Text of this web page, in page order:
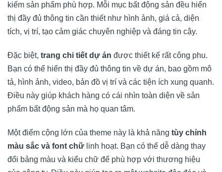
kiếm sản phẩm phù hợp. Mỗi mục bất động sản đều hiển
thị đầy đủ thông tin cần thiết như hình ảnh, giá cả, diện
tích, vị trí, tạo cảm giác chuyên nghiệp và đáng tin cậy.
Đặc biệt, trang chi tiết dự án được thiết kế rất công phu.
Bạn có thể hiển thị đầy đủ thông tin về dự án, bao gồm mô
tả, hình ảnh, video, bản đồ vị trí và các tiện ích xung quanh.
Điều này giúp khách hàng có cái nhìn toàn diện về sản
phẩm bất động sản mà họ quan tâm.
Một điểm cộng lớn của theme này là khả năng tùy chỉnh
màu sắc và font chữ linh hoạt. Bạn có thể dễ dàng thay
đổi bảng màu và kiểu chữ để phù hợp với thương hiệu